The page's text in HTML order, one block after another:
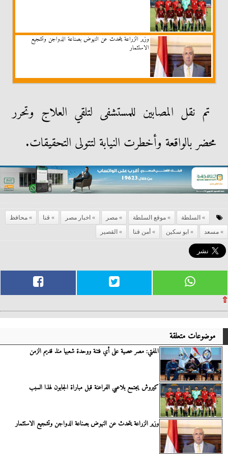
وزير الزراعة يتحدث عن النهوض بصناعة الدواجن وتشجيع
الاستثمار
تم نقل المصابین للمستشفى لتلقي العلاج وتحرر
محضر بالواقعة وأخطرت النيابة لتتولى التحقيقات.
السلطة موقع السلطة مصر اخبار مصر قنا
محافظ
مسعد
ابو سكين أمن قنا القصير
⇧
موضوعات متعلقة
المفتي: مصر عصية على أي فتنة ووحدة شعبها منذ قديم الزمن
كيروش يجتمع بلاعبي الفراعنة قبل مباراة الجابون لهذا السبب
وزير الزراعة يتحدث عن النهوض بصناعة الدواجن وتشجيع الاستثمار